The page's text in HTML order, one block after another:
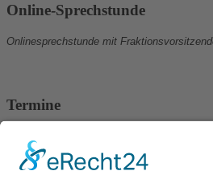
Online-Sprechstunde
Onlinesprechstunde mit
Termine
Stammtisch auf dem Weinfest in Wetzlar.